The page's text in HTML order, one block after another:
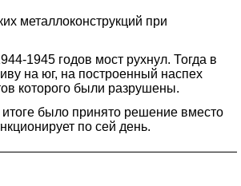
металлоконструкций при
1945 годов мост рухнул. Тогда в
на юг, на построенный наспех
которого были разрушены.
итоге было принято решение вместо
по сей день.